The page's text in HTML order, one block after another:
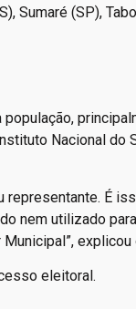
Sumaré (SP),
Nacional do
representante. É
nem utilizado para
explicou
eleitoral.